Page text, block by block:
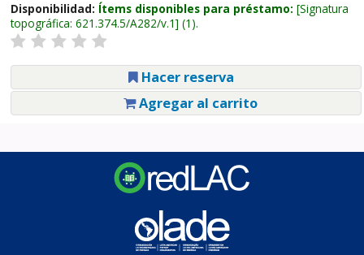
Disponibilidad: Ítems disponibles para préstamo: Signatura
topográfica: 621.374.5/A282/v.1 (1).
Hacer reserva
Agregar al carrito